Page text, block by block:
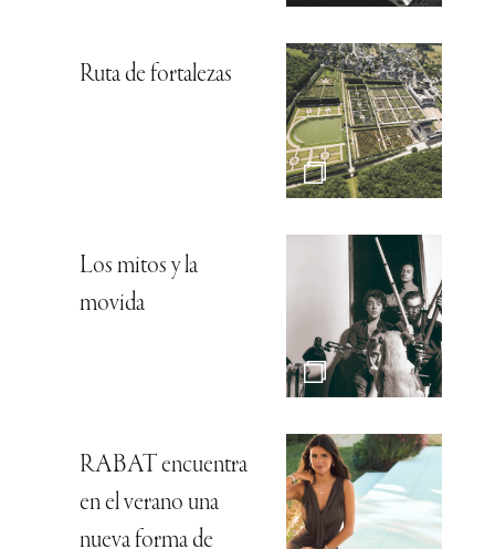
Ruta de fortalezas
Los mitos y la
movida
RABAT encuentra
en el verano una
nueva forma de